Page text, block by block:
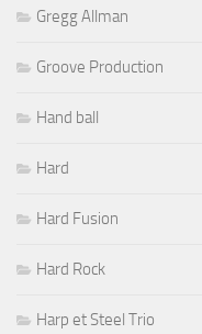
Gregg Allman
Groove Production
Hand ball
Hard
Hard Fusion
Hard Rock
Harp et Steel Trio